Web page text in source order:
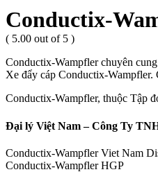
Conductix-
( 5.00 out of 5 )
Conductix-Wampfler chuyên
Xe đẩy cáp Conductix-
Conductix-Wampfler, thuộc Tập
Đại lý Việt Nam – Công Ty
Conductix-Wampfler Viet Nam
Conductix-Wampfler HGP